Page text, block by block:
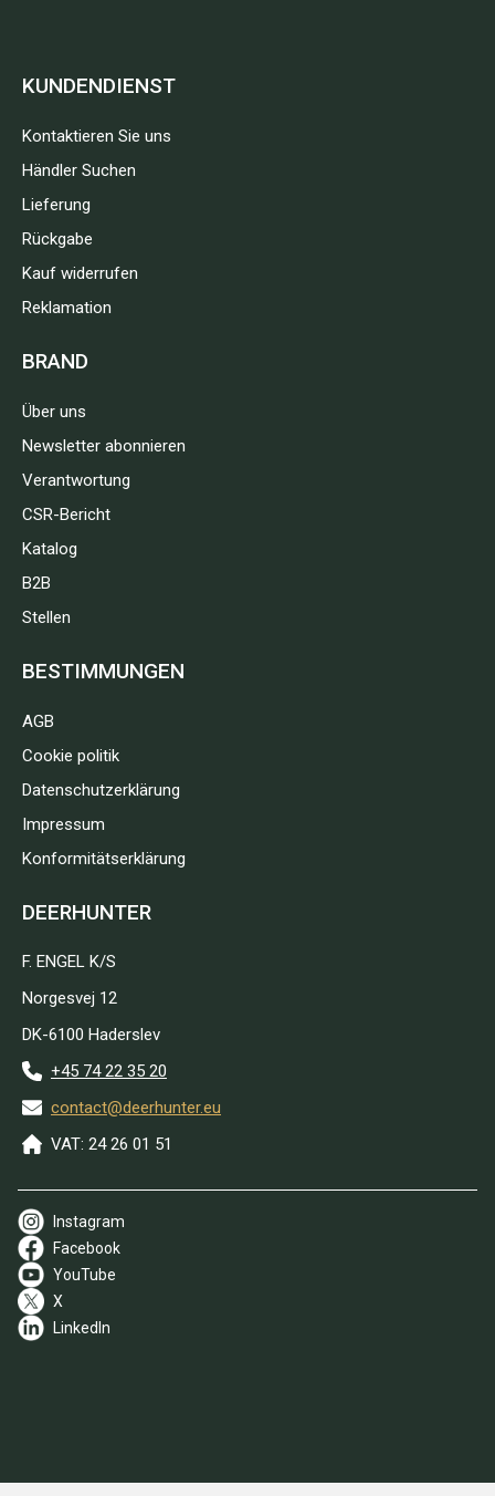
KUNDENDIENST
Kontaktieren Sie uns
Händler Suchen
Lieferung
Rückgabe
Kauf widerrufen
Reklamation
BRAND
Über uns
Newsletter abonnieren
Verantwortung
CSR-Bericht
Katalog
B2B
Stellen
BESTIMMUNGEN
AGB
Cookie politik
Datenschutzerklärung
Impressum
Konformitätserklärung
DEERHUNTER
F. ENGEL K/S
Norgesvej 12
DK-6100 Haderslev
+45 74 22 35 20
contact@deerhunter.eu
VAT: 24 26 01 51
Instagram
Facebook
YouTube
X
LinkedIn